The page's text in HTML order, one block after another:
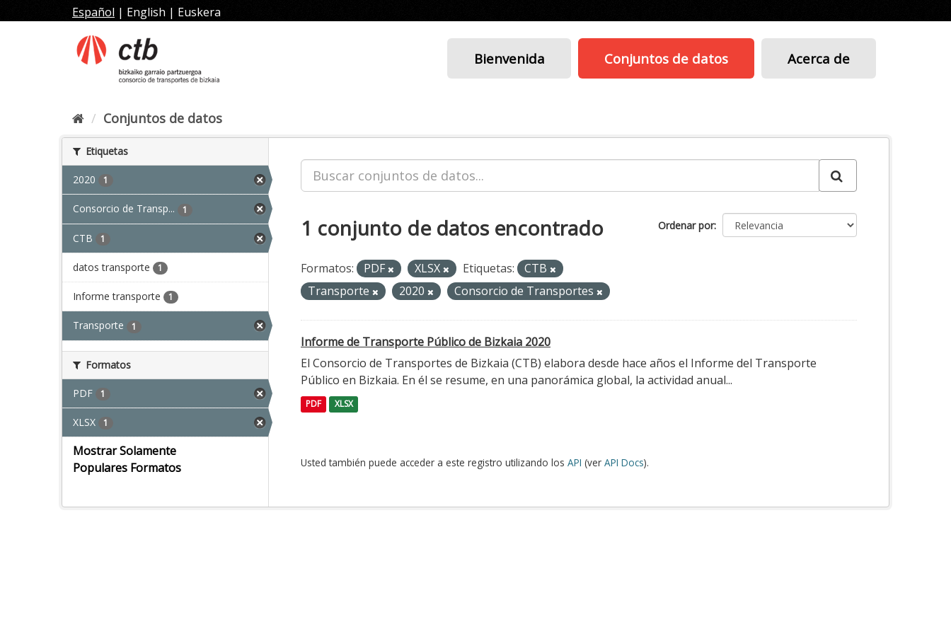
al
Español | English | Euskera
Bienvenida Conjuntos de datos Acerca de
Conjuntos de datos
Etiquetas
2020 1
Consorcio de Transp... 1
CTB 1
datos transporte 1
Informe transporte 1
Transporte 1
Formatos
PDF 1
XLSX 1
Mostrar Solamente
Populares Formatos
Ordenar por
1 conjunto de datos encontrado
Formatos: PDF XLSX Etiquetas:
CTB
Transporte
2020 Consorcio de Transportes
Informe de Transporte Público de Bizkaia 2020
El Consorcio de Transportes de Bizkaia (CTB) elabora desde hace años el Informe del Transporte
Público en Bizkaia. En él se resume, en una panorámica global, la actividad anual...
PDF XLSX
Usted también puede acceder a este registro utilizando los API (ver API Docs).